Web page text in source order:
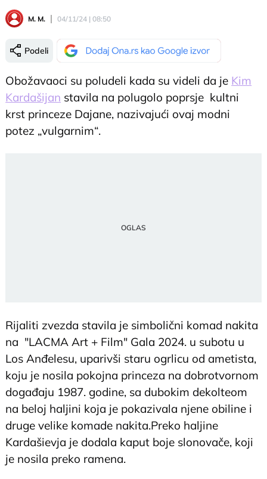
M. M. 04/11/24 | 08:50
Podeli
Obožavaoci su poludeli kada su videli da je Kim
Kardašijan stavila na polugolo poprsje kultni
krst princeze Dajane, nazivajući ovaj modni
potez „vulgarnim“.
Rijaliti zvezda stavila je simbolični komad nakita
na "LACMA Art + Film" Gala 2024. u subotu u
Los Anđelesu, uparivši staru ogrlicu od ametista,
koju je nosila pokojna princeza na dobrotvornom
događaju 1987. godine, sa dubokim dekolteom
na beloj haljini koja je pokazivala njene obiline i
druge velike komade nakita.Preko haljine
Kardašievja je dodala kaput boje slonovače, koji
je nosila preko ramena.